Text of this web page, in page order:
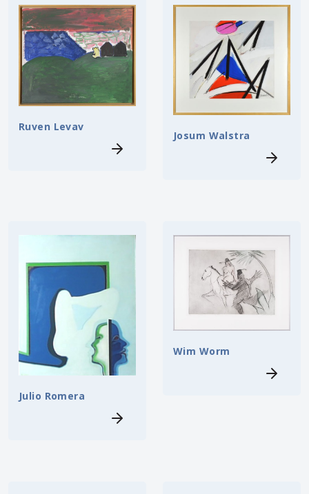
Ruven Levav
Josum Walstra
Julio Romera
Wim Worm